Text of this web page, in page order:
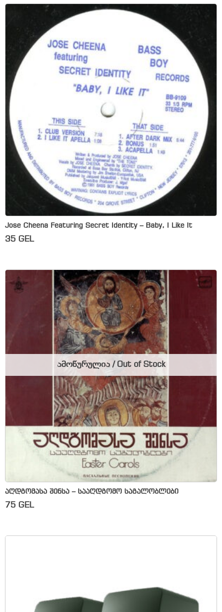
Jose Cheena Featuring Secret Identity – Baby, I Like It
35 GEL
აღდგომასა შენსა – სააღდგომო საგალობლები
75 GEL
ამოწურულია / Out of Stock